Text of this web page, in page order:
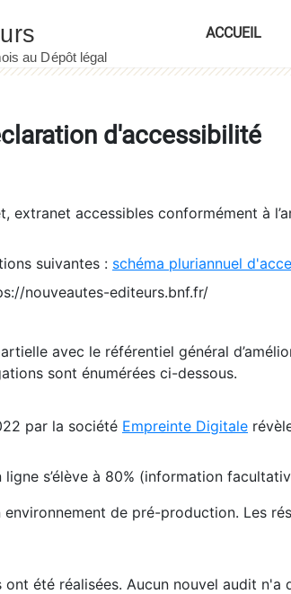
ACCUEIL
d'accessibilité
extranet accessibles conformément à
suivantes : schéma pluriannuel
nouveautes-editeurs.bnf.fr/
avec le référentiel général
sont énumérées ci-dessous.
par la société Empreinte Digitale
s’élève à 80% (information
de pré-production. Les
été réalisées. Aucun nouvel audit n'a